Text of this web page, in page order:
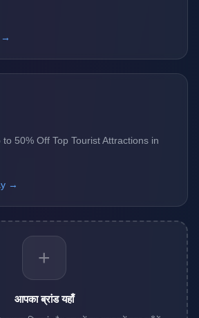
→
50% Off Top Tourist Attractions in
→
+
आपका ब्रांड यहाँ